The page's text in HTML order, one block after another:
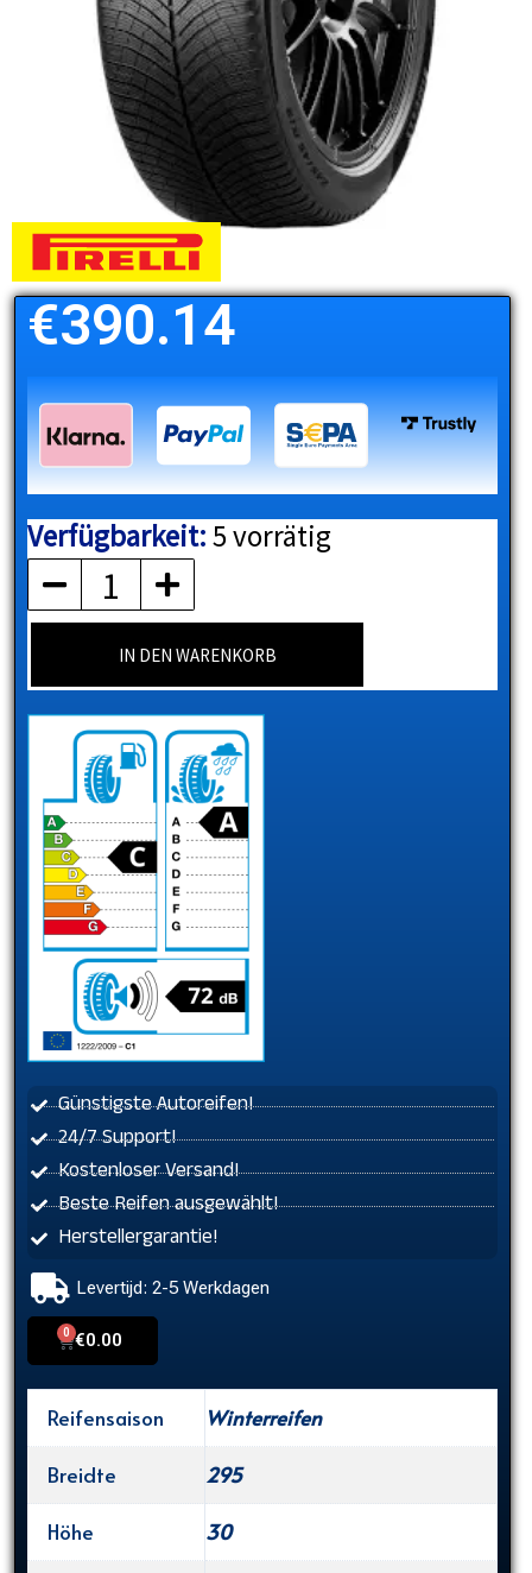
€390.14
Verfügbarkeit:5 vorrätig
PIRELLI
Menge
IN DEN WARENKORB
Günstigste Autoreifen!
24/7 Support!
Kostenloser Versand!
Beste Reifen ausgewählt!
Herstellergarantie!
Levertijd: 2-5 Werkdagen
€0.00
0
Cart
Reifensaison
Winterreifen
Breidte
295
Höhe
30